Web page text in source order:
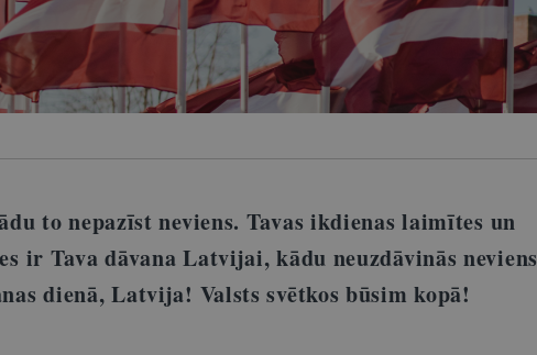
to nepazīst neviens. Tavas ikdienas laimītes un
ir Tava dāvana Latvijai, kādu neuzdāvinās neviens
dienā, Latvija! Valsts svētkos būsim kopā!